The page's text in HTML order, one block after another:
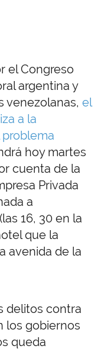
el Congreso
argentina y
venezolanas, el
a la
hoy martes
cuenta de la
Privada
a
16, 30 en la
que la
avenida de la
delitos contra
los gobiernos
queda